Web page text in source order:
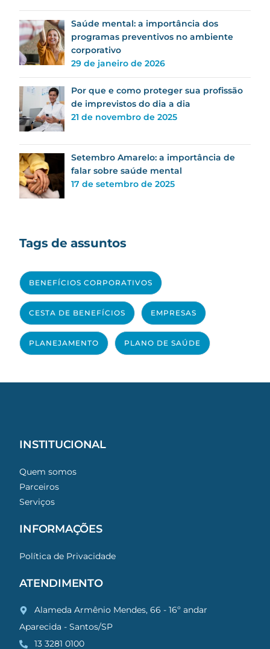
Saúde mental: a importância dos
programas preventivos no ambiente
corporativo
29 de janeiro de 2026
Por que e como proteger sua profissão
de imprevistos do dia a dia
21 de novembro de 2025
Setembro Amarelo: a importância de
falar sobre saúde mental
17 de setembro de 2025
Tags de assuntos
BENEFÍCIOS CORPORATIVOS
CESTA DE BENEFÍCIOS EMPRESAS
PLANEJAMENTO PLANO DE SAÚDE
INSTITUCIONAL
Quem somos
Parceiros
Serviços
INFORMAÇÕES
Política de Privacidade
ATENDIMENTO
Alameda Armênio Mendes, 66 - 16º andar
Aparecida - Santos/SP
13 3281 0100